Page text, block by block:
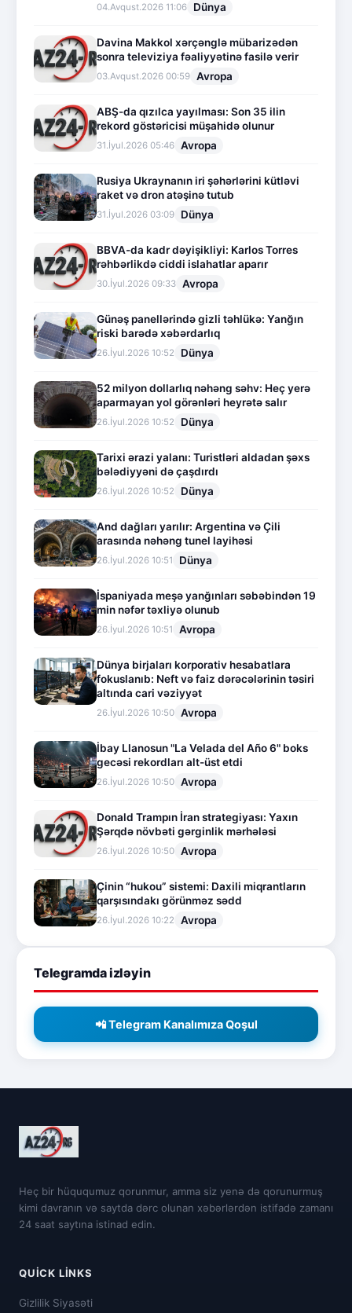
04.Avqust.2026 11:06 Dünya
Davina Makkol xərçənglə mübarizədən
sonra televiziya fəaliyyətinə fasilə verir
03.Avqust.2026 00:59 Avropa
ABŞ-da qızılca yayılması: Son 35 ilin
rekord göstəricisi müşahidə olunur
31.İyul.2026 05:46 Avropa
Rusiya Ukraynanın iri şəhərlərini kütləvi
raket və dron atəşinə tutub
31.İyul.2026 03:09 Dünya
BBVA-da kadr dəyişikliyi: Karlos Torres
rəhbərlikdə ciddi islahatlar aparır
30.İyul.2026 09:33 Avropa
Günəş panellərində gizli təhlükə: Yanğın
riski barədə xəbərdarlıq
26.İyul.2026 10:52 Dünya
52 milyon dollarlıq nəhəng səhv: Heç yerə
aparmayan yol görənləri heyrətə salır
26.İyul.2026 10:52 Dünya
Tarixi ərazi yalanı: Turistləri aldadan şəxs
bələdiyyəni də çaşdırdı
26.İyul.2026 10:52 Dünya
And dağları yarılır: Argentina və Çili
arasında nəhəng tunel layihəsi
26.İyul.2026 10:51 Dünya
İspaniyada meşə yanğınları səbəbindən 19
min nəfər təxliyə olunub
26.İyul.2026 10:51 Avropa
Dünya birjaları korporativ hesabatlara
fokuslanıb: Neft və faiz dərəcələrinin təsiri
altında cari vəziyyət
26.İyul.2026 10:50 Avropa
İbay Llanosun "La Velada del Año 6" boks
gecəsi rekordları alt-üst etdi
26.İyul.2026 10:50 Avropa
Donald Trampın İran strategiyası: Yaxın
Şərqdə növbəti gərginlik mərhələsi
26.İyul.2026 10:50 Avropa
Çinin “hukou” sistemi: Daxili miqrantların
qarşısındakı görünməz sədd
26.İyul.2026 10:22 Avropa
Telegramda izləyin
📲 Telegram Kanalımıza Qoşul
Heç bir hüququmuz qorunmur, amma siz yenə də qorunurmuş
kimi davranın və saytda dərc olunan xəbərlərdən istifadə zamanı
24 saat saytına istinad edin.
QUICK LINKS
Gizlilik Siyasəti